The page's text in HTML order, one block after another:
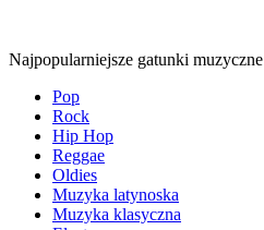
Najpopularniejsze gatunki muzyczne
Pop
Rock
Hip Hop
Reggae
Oldies
Muzyka latynoska
Muzyka klasyczna